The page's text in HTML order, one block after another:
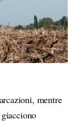
mentre